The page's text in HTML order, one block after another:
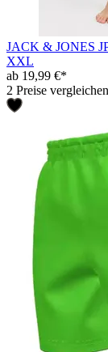
JACK & JONES
XXL
ab 19,99 €*
2 Preise vergleichen